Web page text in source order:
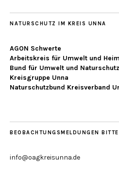
NATURSCHUTZ IM KREIS UNNA
AGON Schwerte
Arbeitskreis für Umwelt und
Bund für Umwelt und
Kreisgruppe Unna
Naturschutzbund Kreisverband
BEOBACHTUNGSMELDUNGEN
info@oagkreisunna.de